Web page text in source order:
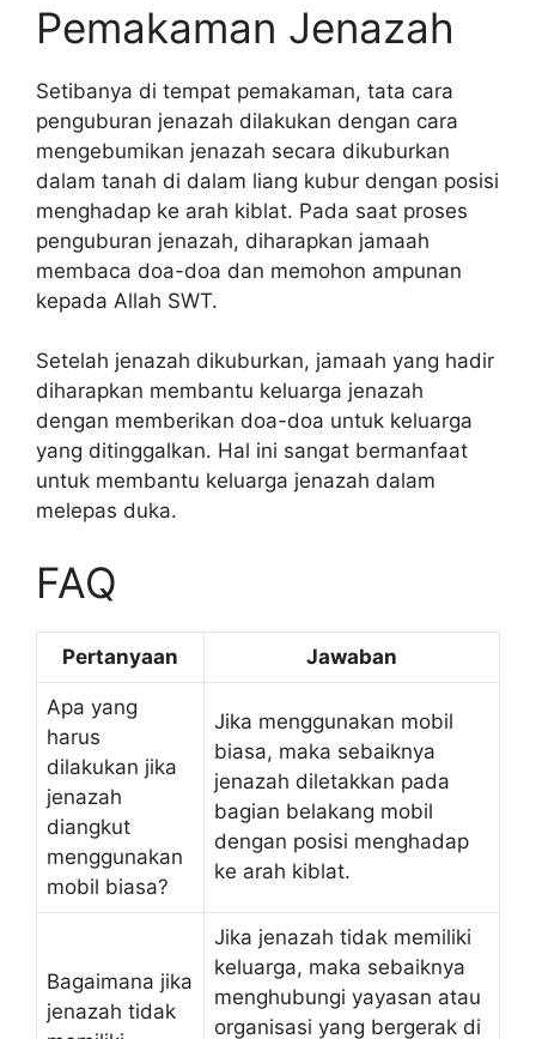
Pemakaman Jenazah
Setibanya di tempat pemakaman, tata cara
penguburan jenazah dilakukan dengan cara
mengebumikan jenazah secara dikuburkan
dalam tanah di dalam liang kubur dengan posisi
menghadap ke arah kiblat. Pada saat proses
penguburan jenazah, diharapkan jamaah
membaca doa-doa dan memohon ampunan
kepada Allah SWT.
Setelah jenazah dikuburkan, jamaah yang hadir
diharapkan membantu keluarga jenazah
dengan memberikan doa-doa untuk keluarga
yang ditinggalkan. Hal ini sangat bermanfaat
untuk membantu keluarga jenazah dalam
melepas duka.
FAQ
Pertanyaan Jawaban
Apa yang
harus
dilakukan jika
jenazah
diangkut
menggunakan
mobil biasa?
Jika menggunakan mobil
biasa, maka sebaiknya
jenazah diletakkan pada
bagian belakang mobil
dengan posisi menghadap
ke arah kiblat.
Bagaimana jika
jenazah tidak
Jika jenazah tidak memiliki
keluarga, maka sebaiknya
menghubungi yayasan atau
organisasi yang bergerak di